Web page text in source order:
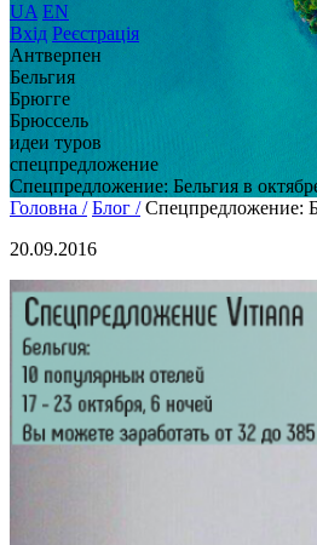
UA EN
Вхід Реєстрація
Антверпен
Бельгия
Брюгге
Брюссель
идеи туров
спецпредложение
Спецпредложение: Бельгия в
Головна / Блог / Спецпредложение:
20.09.2016